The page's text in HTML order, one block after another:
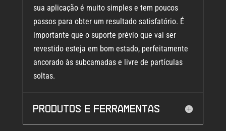
sua aplicação é muito simples e tem poucos
passos para obter um resultado satisfatório. É
importante que o suporte prévio que vai ser
revestido esteja em bom estado, perfeitamente
ancorado às subcamadas e livre de partículas
soltas.
Produtos e ferramentas